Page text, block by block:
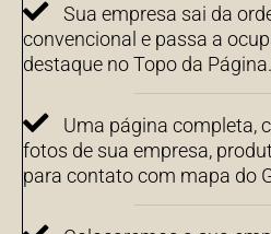
Sua empresa sai da
convencional e passa a
destaque no Topo da Página.
Uma página completa,
fotos de sua empresa,
para contato com mapa do